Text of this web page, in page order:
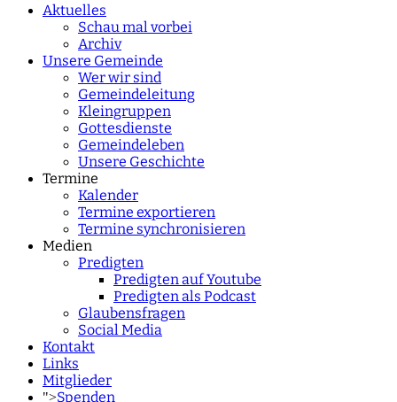
Aktuelles
Schau mal vorbei
Archiv
Unsere Gemeinde
Wer wir sind
Gemeindeleitung
Kleingruppen
Gottesdienste
Gemeindeleben
Unsere Geschichte
Termine
Kalender
Termine exportieren
Termine synchronisieren
Medien
Predigten
Predigten auf Youtube
Predigten als Podcast
Glaubensfragen
Social Media
Kontakt
Links
Mitglieder
">Spenden